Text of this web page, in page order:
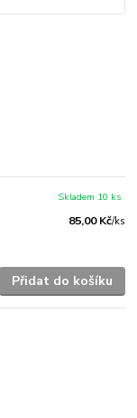
85,00 Kč/ks
Skladem 10 ks
Přidat do košíku